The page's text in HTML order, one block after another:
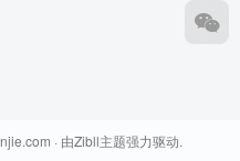
· 由Zibll主题强力驱动.